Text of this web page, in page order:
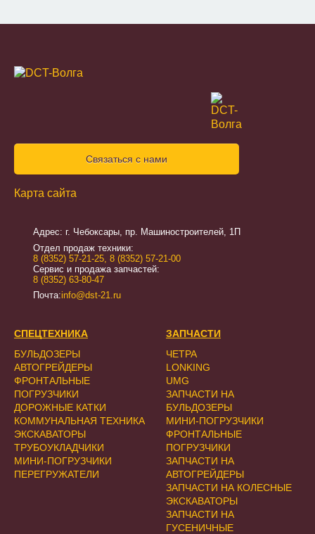
Связаться с нами
Карта сайта
Адрес: г. Чебоксары, пр. Машиностроителей, 1П
Отдел продаж техники:
8 (8352) 57-21-25 8 (8352) 57-21-00
Сервис и продажа запчастей:
8 (8352) 63-80-47
Почта:info@dst-21.ru
СПЕЦТЕХНИКА
БУЛЬДОЗЕРЫ
АВТОГРЕЙДЕРЫ
ФРОНТАЛЬНЫЕ
ПОГРУЗЧИКИ
ДОРОЖНЫЕ КАТКИ
КОММУНАЛЬНАЯ ТЕХНИКА
ЭКСКАВАТОРЫ
ТРУБОУКЛАДЧИКИ
МИНИ-ПОГРУЗЧИКИ
ПЕРЕГРУЖАТЕЛИ
ЗАПЧАСТИ
ЧЕТРА
LONKING
UMG
ЗАПЧАСТИ НА
БУЛЬДОЗЕРЫ
МИНИ-ПОГРУЗЧИКИ
ФРОНТАЛЬНЫЕ
ПОГРУЗЧИКИ
ЗАПЧАСТИ НА
АВТОГРЕЙДЕРЫ
ЗАПЧАСТИ НА КОЛЕСНЫЕ
ЭКСКАВАТОРЫ
ЗАПЧАСТИ НА
ГУСЕНИЧНЫЕ